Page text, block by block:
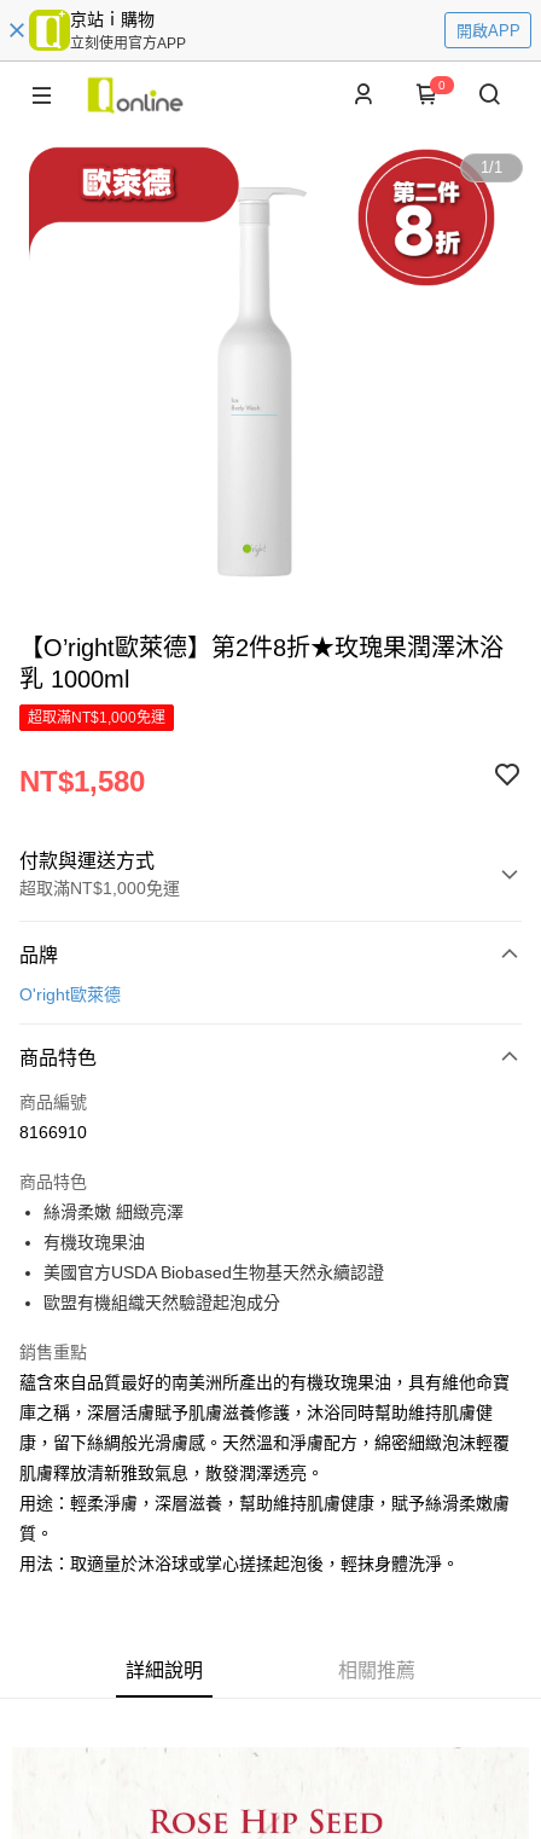
京站ｉ購物
立刻使用官方APP
開啟APP
0
1/1
【O’right歐萊德】第2件8折★玫瑰果潤澤沐浴
乳 1000ml
超取滿NT$1,000免運
NT$1,580
付款與運送方式
超取滿NT$1,000免運
信用卡一次付款
Apple Pay
街口支付
Google Pay
全盈+PAY
大哥付你分期
相關說明
1.本服務由台灣大哥大提供，台灣大哥大用戶可立即使用無須另外申請。
2.付款方式選擇「大哥付你分期」，訂單成立後會自動跳轉到大哥付的交易
流程，驗證手機門號後，選擇欲分期的期數、繳款截止日，確認付款後即完
成交易。
3.實際核准額度、可分期數及費用金額請依後續交易確認頁面所載為準。
4.訂單成立30分鐘內，如未前往確認交易或遇審核未通過，訂單將自動取
消。如遇「轉專審核」未通過狀況，表示未達大哥付你分期系統評分，恕無
法說明評估內容。
【繳款方式說明】
1.分期款項不併入電信帳單，「大哥付你分期」於每月結算日後寄送繳費提
2.基於同意付款使用「大哥付你分期」之契約關係目的，商店將以您的個人
由本公司與您本人進行分期帳單所需資料之確認、核對及更正。
3.完整用戶服務條款，請詳閱以下連結：https://oppay.tw/userRule
AFTEE先享後付
相關說明
【關於「AFTEE先享後付」】
AFTEE先享後付是「在收到商品之後才付款」的支付方式。 讓您購物簡單
１．簡單：不需註冊會員、不需綁卡、不需儲值。
２．便利：只要手機號碼，簡訊認證，即可結帳。
３．安心：先確認商品／服務後，再付款。
【「AFTEE先享後付」結帳流程】
ATM／網路銀行／等多元方式進行付款，方視為交易完成。
※ 請注意：結帳手續完成當下不需立刻繳費，但若您需要取消訂單，請聯絡
※ 交易是否成功請以「AFTEE先享後付 」之結帳頁面顯示為準，若有關於
https://netprotections.freshdesk.com/support/home
ATM付款
運送方式
付款後全家取貨
每筆NT$70，滿NT$1,000(含以上)免運費
京站台北店客服中心(1F星巴克旁) 即日起不提供京站紙袋，取件時
請自備購物袋，若需購買紙袋可現場詢問
品牌
O'right歐萊德
商品特色
商品編號
8166910
商品特色
絲滑柔嫩 細緻亮澤
有機玫瑰果油
美國官方USDA Biobased生物基天然永續認證
歐盟有機組織天然驗證起泡成分
銷售重點
蘊含來自品質最好的南美洲所產出的有機玫瑰果油，具有維他命寶
庫之稱，深層活膚賦予肌膚滋養修護，沐浴同時幫助維持肌膚健
康，留下絲綢般光滑膚感。天然溫和淨膚配方，綿密細緻泡沫輕覆
肌膚釋放清新雅致氣息，散發潤澤透亮。
用途：輕柔淨膚，深層滋養，幫助維持肌膚健康，賦予絲滑柔嫩膚
質。
用法：取適量於沐浴球或掌心搓揉起泡後，輕抹身體洗淨。
詳細說明 相關推薦